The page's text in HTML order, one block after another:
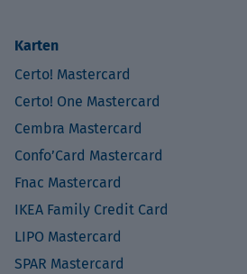
Karten
Certo! Mastercard
Certo! One Mastercard
Cembra Mastercard
Confo’Card Mastercard
Fnac Mastercard
IKEA Family Credit Card
LIPO Mastercard
SPAR Mastercard